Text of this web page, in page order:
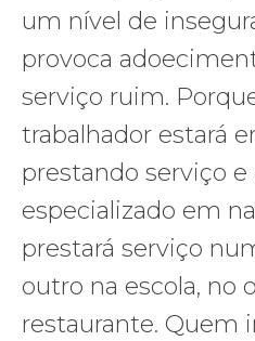
um nível de
provoca
serviço ruim.
trabalhador estará
prestando serviço e
especializado em
prestará serviço
outro na escola, no
restaurante. Quem